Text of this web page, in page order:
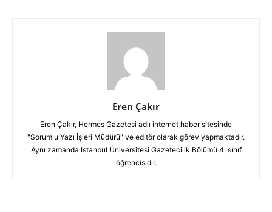
Eren Çakır
Eren Çakır, Hermes Gazetesi adlı internet haber sitesinde
"Sorumlu Yazı İşleri Müdürü" ve editör olarak görev yapmaktadır.
Aynı zamanda İstanbul Üniversitesi Gazetecilik Bölümü 4. sınıf
öğrencisidir.